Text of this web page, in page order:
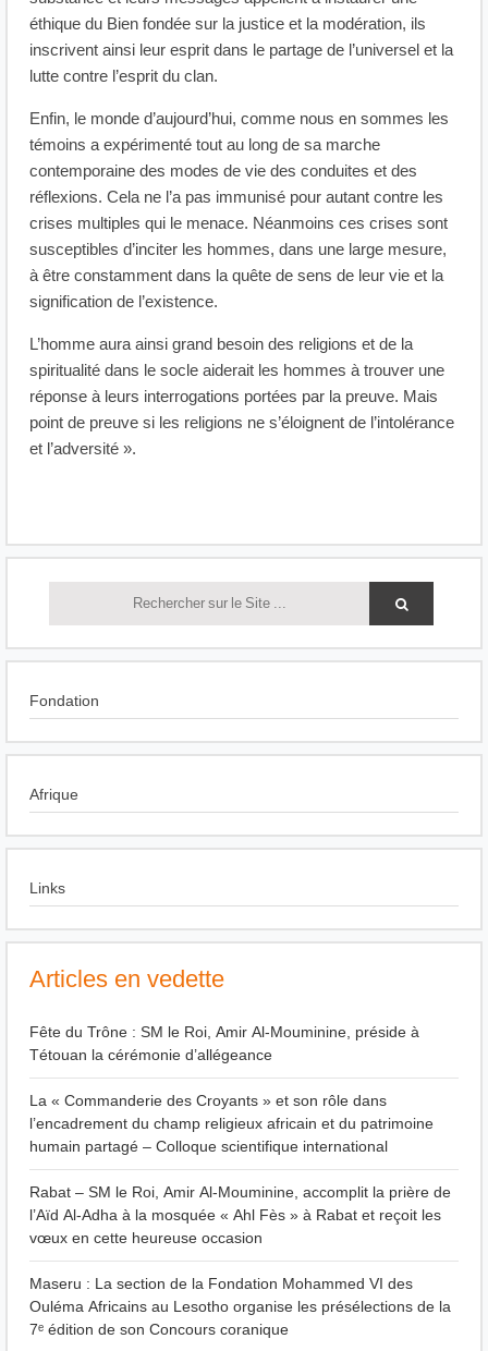
éthique du Bien fondée sur la justice et la modération, ils
inscrivent ainsi leur esprit dans le partage de l’universel et la
lutte contre l’esprit du clan.
Enfin, le monde d’aujourd’hui, comme nous en sommes les
témoins a expérimenté tout au long de sa marche
contemporaine des modes de vie des conduites et des
réflexions. Cela ne l’a pas immunisé pour autant contre les
crises multiples qui le menace. Néanmoins ces crises sont
susceptibles d’inciter les hommes, dans une large mesure,
à être constamment dans la quête de sens de leur vie et la
signification de l’existence.
L’homme aura ainsi grand besoin des religions et de la
spiritualité dans le socle aiderait les hommes à trouver une
réponse à leurs interrogations portées par la preuve. Mais
point de preuve si les religions ne s’éloignent de l’intolérance
et l’adversité ».
Fondation
Afrique
Links
Articles en vedette
Fête du Trône : SM le Roi, Amir Al-Mouminine, préside à
Tétouan la cérémonie d’allégeance
La « Commanderie des Croyants » et son rôle dans
l’encadrement du champ religieux africain et du patrimoine
humain partagé – Colloque scientifique international
Rabat – SM le Roi, Amir Al-Mouminine, accomplit la prière de
l’Aïd Al-Adha à la mosquée « Ahl Fès » à Rabat et reçoit les
vœux en cette heureuse occasion
Maseru : La section de la Fondation Mohammed VI des
Ouléma Africains au Lesotho organise les présélections de la
7ᵉ édition de son Concours coranique